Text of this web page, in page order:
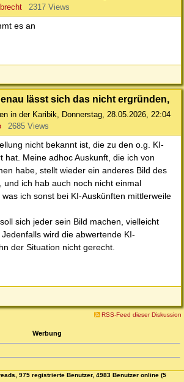
2317 Views
es an
lässt sich das nicht ergründen,
in der Karibik, Donnerstag, 28.05.2026, 22:04
2685 Views
nicht bekannt ist, die zu den o.g. KI-
hat. Meine adhoc Auskunft, die ich von
habe, stellt wieder ein anderes Bild des
und ich hab auch noch nicht einmal
ich sonst bei KI-Auskünften mittlerweile
sich jeder sein Bild machen, vielleicht
wird die abwertende KI-
der Situation nicht gerecht.
RSS-Feed dieser Diskussion
Werbung
975 registrierte Benutzer, 4983 Benutzer online (5